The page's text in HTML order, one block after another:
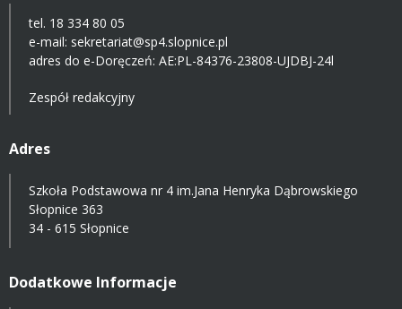
tel. 18 334 80 05
e-mail: sekretariat@sp4.slopnice.pl
adres do e-Doręczeń: AE:PL-84376-23808-UJDBJ-24l
Zespół redakcyjny
Adres
Szkoła Podstawowa nr 4 im.Jana Henryka Dąbrowskiego
Słopnice 363
34 - 615 Słopnice
Dodatkowe Informacje